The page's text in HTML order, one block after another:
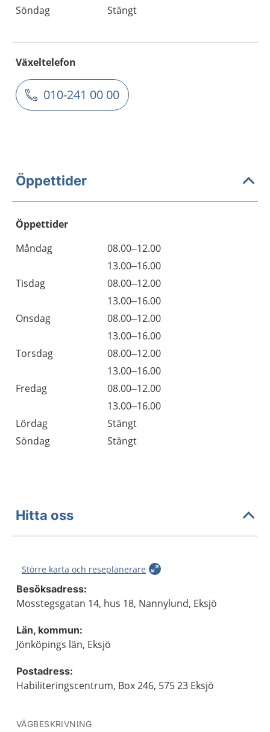
Söndag
Stängt
Växeltelefon
010-241 00 00
Öppettider
Öppettider
Dag
Öppettider
Kommentarer
Måndag
08.00–12.00
13.00–16.00
Tisdag
08.00–12.00
13.00–16.00
Onsdag
08.00–12.00
13.00–16.00
Torsdag
08.00–12.00
13.00–16.00
Fredag
08.00–12.00
13.00–16.00
Lördag
Stängt
Söndag
Stängt
Hitta oss
Större karta och reseplanerare
Besöksadress:
Mosstegsgatan 14, hus 18, Nannylund, Eksjö
Län, kommun:
Jönköpings län, Eksjö
Postadress:
Habiliteringscentrum, Box 246, 575 23 Eksjö
VÄGBESKRIVNING